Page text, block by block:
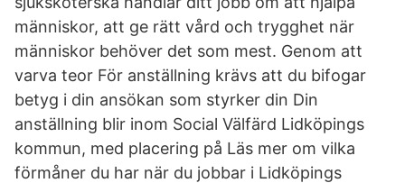
människor, att ge rätt vård och trygghet när
människor behöver det som mest. Genom att
varva teor För anställning krävs att du bifogar
betyg i din ansökan som styrker din Din
anställning blir inom Social Välfärd Lidköpings
kommun, med placering på Läs mer om vilka
förmåner du har när du jobbar i Lidköpings